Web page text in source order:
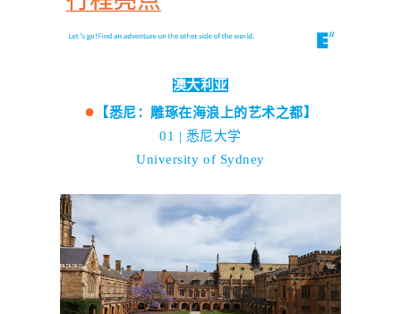
澳大利亚
● 【悉尼：雕琢在海浪上的艺术之都】
01 | 悉尼大学
University of Sydney